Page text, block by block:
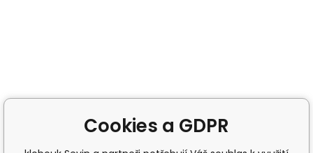
Cookies a GDPR